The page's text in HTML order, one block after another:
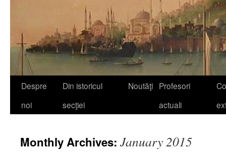
Despre
noi
Din istoricul
secţiei
Noutăţi Profesori
actuali
Monthly Archives: January 2015